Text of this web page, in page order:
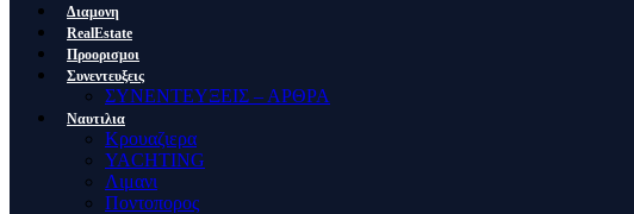
Διαμονη
RealEstate
Προορισμοι
Συνεντευξεις
ΣΥΝΕΝΤΕΥΞΕΙΣ – ΑΡΘΡΑ
Ναυτιλια
Κρουαζιερα
YACHTING
Λιμανι
Ποντοπορος